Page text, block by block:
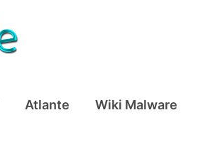
Atlante Wiki Malware